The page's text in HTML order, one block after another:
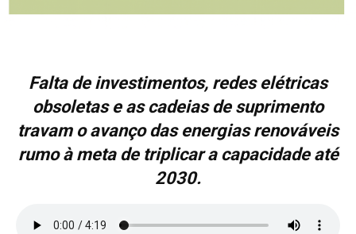
Falta de investimentos, redes elétricas
obsoletas e as cadeias de suprimento
travam o avanço das energias renováveis
rumo à meta de triplicar a capacidade até
2030.